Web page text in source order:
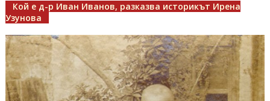
Кой е д-р Иван Иванов, разказва историкът Ирена
Узунова